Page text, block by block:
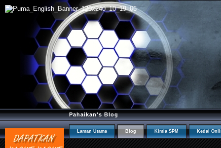
Pahaikan's Blog
Laman Utama Blog Kimia SPM Kedai